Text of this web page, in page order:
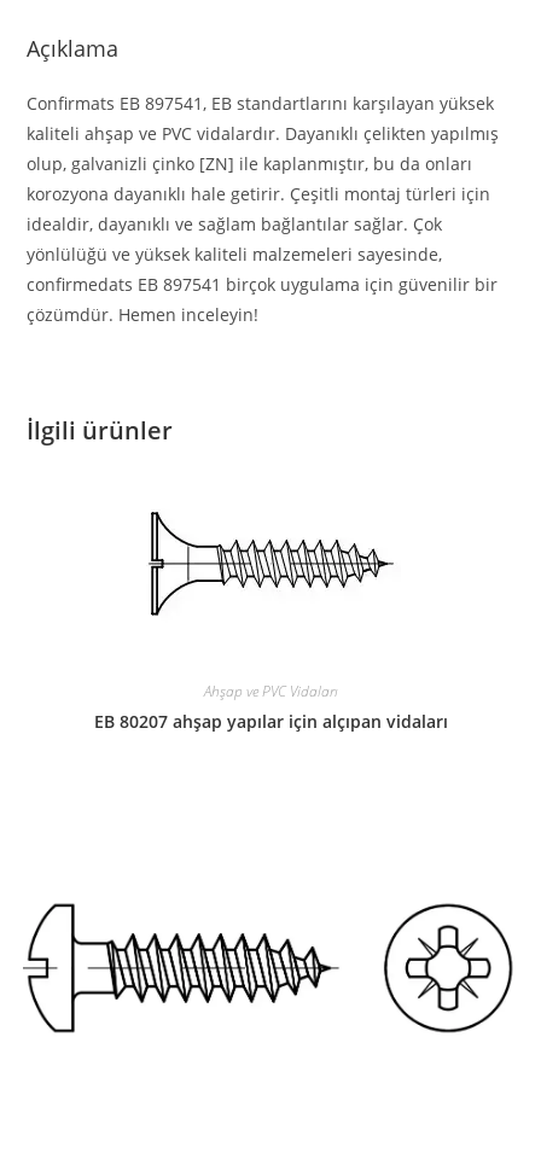
Açıklama
Confirmats EB 897541, EB standartlarını karşılayan yüksek
kaliteli ahşap ve PVC vidalardır. Dayanıklı çelikten yapılmış
olup, galvanizli çinko [ZN] ile kaplanmıştır, bu da onları
korozyona dayanıklı hale getirir. Çeşitli montaj türleri için
idealdir, dayanıklı ve sağlam bağlantılar sağlar. Çok
yönlülüğü ve yüksek kaliteli malzemeleri sayesinde,
confirmedats EB 897541 birçok uygulama için güvenilir bir
çözümdür. Hemen inceleyin!
İlgili ürünler
Ahşap ve PVC Vidaları
EB 80207 ahşap yapılar için alçıpan vidaları